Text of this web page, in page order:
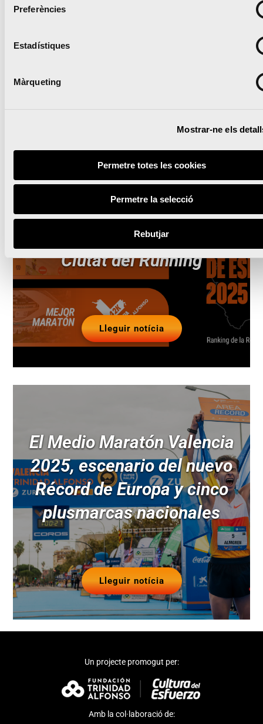
Preferències
Estadístiques
Màrqueting
Mostrar-ne els
Permetre totes les cookies
Permetre la selecció
Rebutjar
Les millors carreres
d’Espanya continuen
corrent-se a València
Ciutat del Running
Lleguir notícia
El Medio Maratón Valencia
2025, escenario del nuevo
Récord de Europa y cinco
plusmarcas nacionales
Lleguir notícia
Un projecte promogut per:
Amb la col·laboració de: